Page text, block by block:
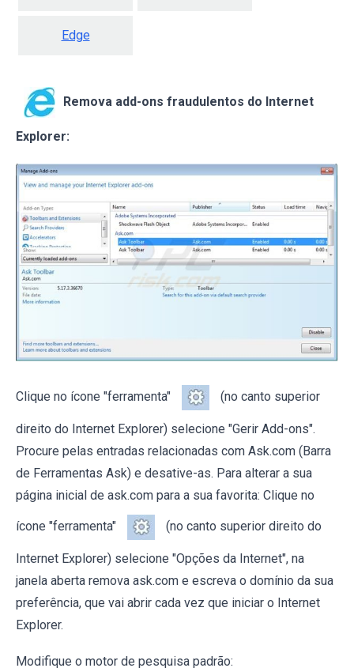
Edge
Remova add-ons fraudulentos do Internet
Explorer:
Clique no ícone "ferramenta" (no canto superior
direito do Internet Explorer) selecione "Gerir Add-ons".
Procure pelas entradas relacionadas com Ask.com (Barra
de Ferramentas Ask) e desative-as. Para alterar a sua
página inicial de ask.com para a sua favorita: Clique no
ícone "ferramenta" (no canto superior direito do
Internet Explorer) selecione "Opções da Internet", na
janela aberta remova ask.com e escreva o domínio da sua
preferência, que vai abrir cada vez que iniciar o Internet
Explorer.
Modifique o motor de pesquisa padrão: